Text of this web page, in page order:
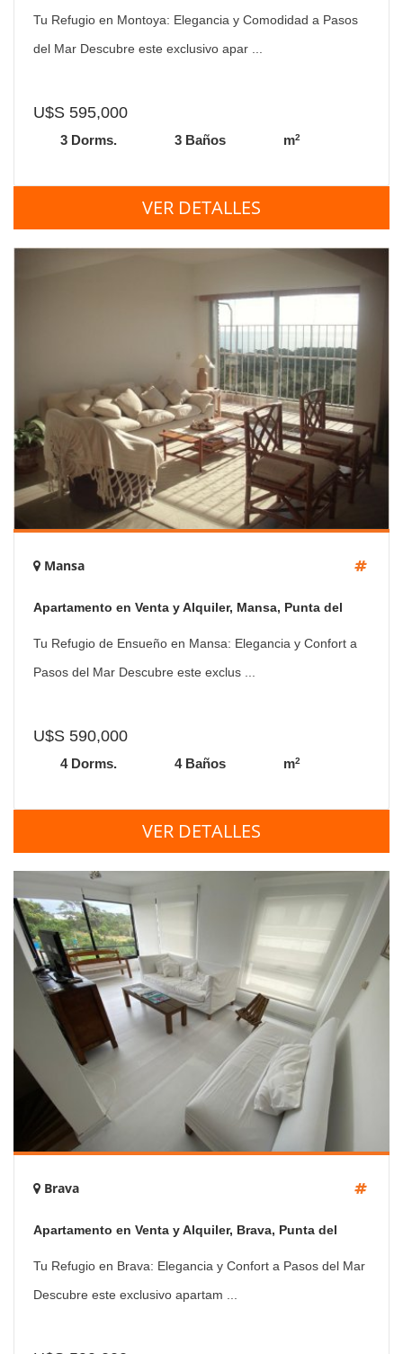
Tu Refugio en Montoya: Elegancia y Comodidad a Pasos
del Mar Descubre este exclusivo apar ...
U$S 595,000
3 Dorms. 3 Baños m2
VER DETALLES
Mansa
Apartamento en Venta y Alquiler, Mansa, Punta del
Este, 3 Dormitorios.
Tu Refugio de Ensueño en Mansa: Elegancia y Confort a
Pasos del Mar Descubre este exclus ...
U$S 590,000
4 Dorms. 4 Baños m2
VER DETALLES
Brava
Apartamento en Venta y Alquiler, Brava, Punta del
Este, 3 Dormitorios.
Tu Refugio en Brava: Elegancia y Confort a Pasos del Mar
Descubre este exclusivo apartam ...